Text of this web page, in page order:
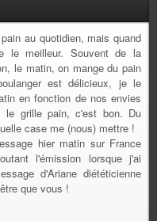
au quotidien, mais quand
le meilleur. Souvent de la
le matin, on mange du pain
est délicieux, je le
en fonction de nos envies
le grille pain, c'est bon. Du
case me (nous) mettre !
hier matin sur France
l'émission lorsque j'ai
d'Ariane diététicienne
que vous !